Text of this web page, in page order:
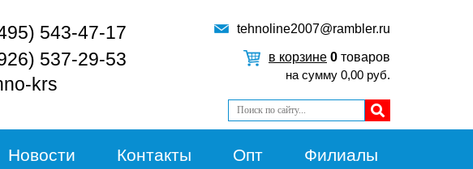
543-47-17
537-29-53
krs
tehnoline2007@rambler.ru
в корзине 0 товаров
на сумму 0,00 руб.
Новости Контакты Опт Филиалы